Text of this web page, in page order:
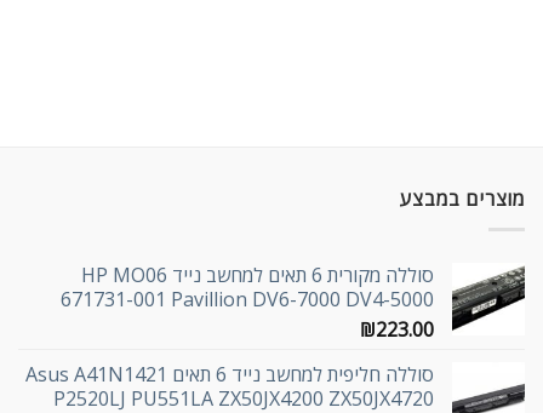
מוצרים במבצע
סוללה מקורית 6 תאים למחשב נייד HP MO06
671731-001 Pavillion DV6-7000 DV4-5000
₪223.00
סוללה חליפית למחשב נייד 6 תאים Asus A41N1421
P2520LJ PU551LA ZX50JX4200 ZX50JX4720